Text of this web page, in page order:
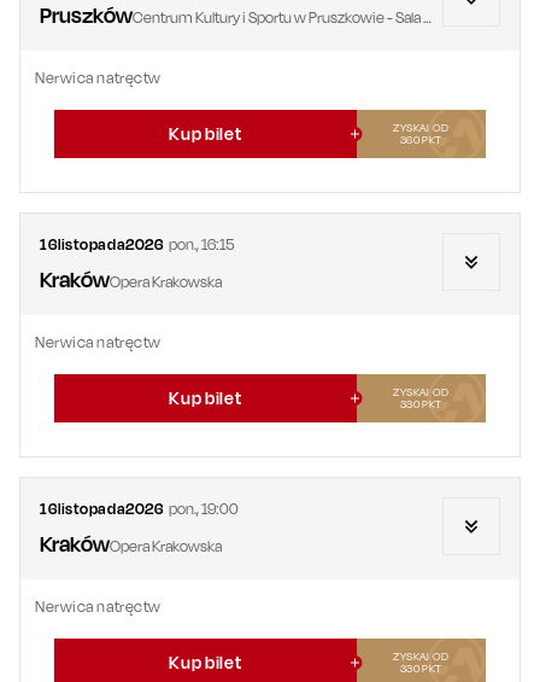
Pruszków Centrum Kultury i Sportu w Pruszkowie - Sala Widowiskowa
Nerwica natręctw
Kup bilet
ZYSKAJ OD
360PKT
16listopada2026 pon.,16:15
KrakówOpera Krakowska
Nerwica natręctw
Kup bilet
ZYSKAJ OD
330PKT
16listopada2026 pon.,19:00
KrakówOpera Krakowska
Nerwica natręctw
Kup bilet
ZYSKAJ OD
330PKT